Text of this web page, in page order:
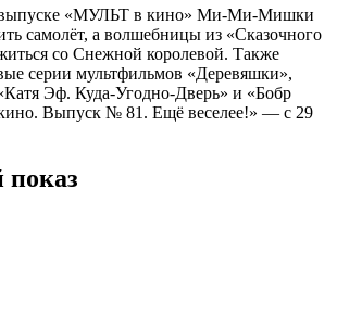
выпуске «МУЛЬТ в кино» Ми-Ми-Мишки
самолёт, а волшебницы из «Сказочного
со Снежной королевой. Также
серии мультфильмов «Деревяшки»,
Эф. Куда-Угодно-Дверь» и «Бобр
Выпуск № 81. Ещё веселее!» — с 29